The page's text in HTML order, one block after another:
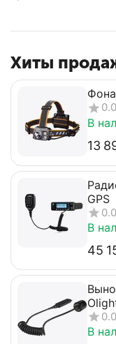
Хиты
0.0
В
13
GPS
0.0
В
45
0.0
В